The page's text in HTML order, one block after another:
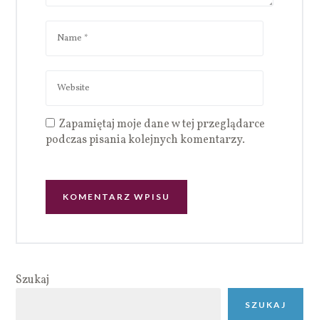
Zapamiętaj moje dane w tej przeglądarce
podczas pisania kolejnych komentarzy.
Szukaj
SZUKAJ